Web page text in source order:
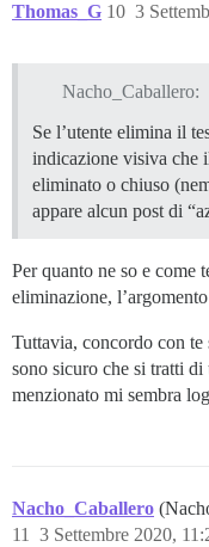
Thomas_G 3
10
Nacho_Caballero:
Se l’utente elimina il
indicazione visiva che
eliminato o chiuso
appare alcun post di
Per quanto ne so e come
eliminazione,
Tuttavia, concordo con te
sono sicuro che si tratti
menzionato mi sembra
Nacho_Caballero
3 Settembre 2020,
11